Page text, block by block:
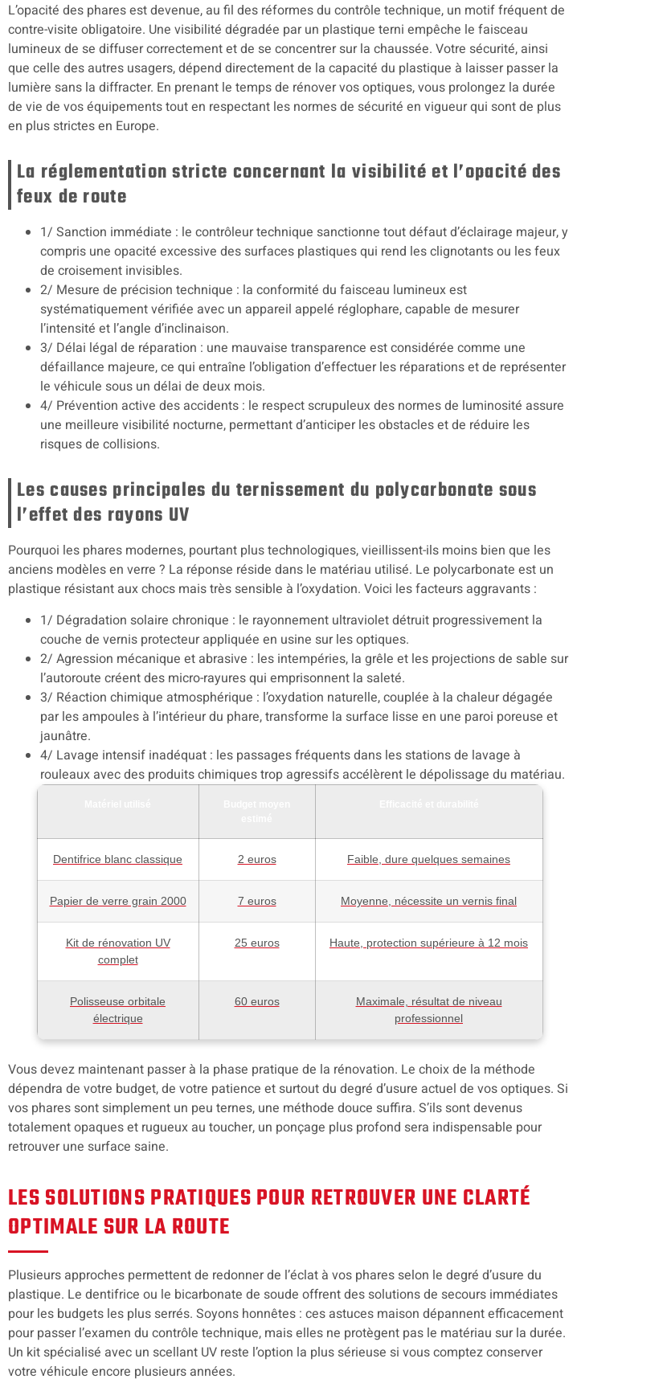
L’opacité des phares est devenue, au fil des réformes du contrôle technique, un motif fréquent de
contre-visite obligatoire. Une visibilité dégradée par un plastique terni empêche le faisceau
lumineux de se diffuser correctement et de se concentrer sur la chaussée. Votre sécurité, ainsi
que celle des autres usagers, dépend directement de la capacité du plastique à laisser passer la
lumière sans la diffracter. En prenant le temps de rénover vos optiques, vous prolongez la durée
de vie de vos équipements tout en respectant les normes de sécurité en vigueur qui sont de plus
en plus strictes en Europe.
La réglementation stricte concernant la visibilité et l’opacité des
feux de route
1/ Sanction immédiate : le contrôleur technique sanctionne tout défaut d’éclairage majeur, y
compris une opacité excessive des surfaces plastiques qui rend les clignotants ou les feux
de croisement invisibles.
2/ Mesure de précision technique : la conformité du faisceau lumineux est
systématiquement vérifiée avec un appareil appelé réglophare, capable de mesurer
l’intensité et l’angle d’inclinaison.
3/ Délai légal de réparation : une mauvaise transparence est considérée comme une
défaillance majeure, ce qui entraîne l’obligation d’effectuer les réparations et de représenter
le véhicule sous un délai de deux mois.
4/ Prévention active des accidents : le respect scrupuleux des normes de luminosité assure
une meilleure visibilité nocturne, permettant d’anticiper les obstacles et de réduire les
risques de collisions.
Les causes principales du ternissement du polycarbonate sous
l’effet des rayons UV
Pourquoi les phares modernes, pourtant plus technologiques, vieillissent-ils moins bien que les
anciens modèles en verre ? La réponse réside dans le matériau utilisé. Le polycarbonate est un
plastique résistant aux chocs mais très sensible à l’oxydation. Voici les facteurs aggravants :
1/ Dégradation solaire chronique : le rayonnement ultraviolet détruit progressivement la
couche de vernis protecteur appliquée en usine sur les optiques.
2/ Agression mécanique et abrasive : les intempéries, la grêle et les projections de sable sur
l’autoroute créent des micro-rayures qui emprisonnent la saleté.
3/ Réaction chimique atmosphérique : l’oxydation naturelle, couplée à la chaleur dégagée
par les ampoules à l’intérieur du phare, transforme la surface lisse en une paroi poreuse et
jaunâtre.
4/ Lavage intensif inadéquat : les passages fréquents dans les stations de lavage à
rouleaux avec des produits chimiques trop agressifs accélèrent le dépolissage du matériau.
Dentifrice blanc classique 2 euros Faible, dure quelques semaines
Papier de verre grain 2000 7 euros Moyenne, nécessite un vernis final
Kit de rénovation UV
complet
25 euros Haute, protection supérieure à 12 mois
Polisseuse orbitale
électrique
60 euros
Maximale, résultat de niveau
professionnel
Vous devez maintenant passer à la phase pratique de la rénovation. Le choix de la méthode
dépendra de votre budget, de votre patience et surtout du degré d’usure actuel de vos optiques. Si
vos phares sont simplement un peu ternes, une méthode douce suffira. S’ils sont devenus
totalement opaques et rugueux au toucher, un ponçage plus profond sera indispensable pour
retrouver une surface saine.
LES SOLUTIONS PRATIQUES POUR RETROUVER UNE CLARTÉ
OPTIMALE SUR LA ROUTE
Plusieurs approches permettent de redonner de l’éclat à vos phares selon le degré d’usure du
plastique. Le dentifrice ou le bicarbonate de soude offrent des solutions de secours immédiates
pour les budgets les plus serrés. Soyons honnêtes : ces astuces maison dépannent efficacement
pour passer l’examen du contrôle technique, mais elles ne protègent pas le matériau sur la durée.
Un kit spécialisé avec un scellant UV reste l’option la plus sérieuse si vous comptez conserver
votre véhicule encore plusieurs années.